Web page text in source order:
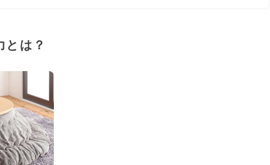
とは？